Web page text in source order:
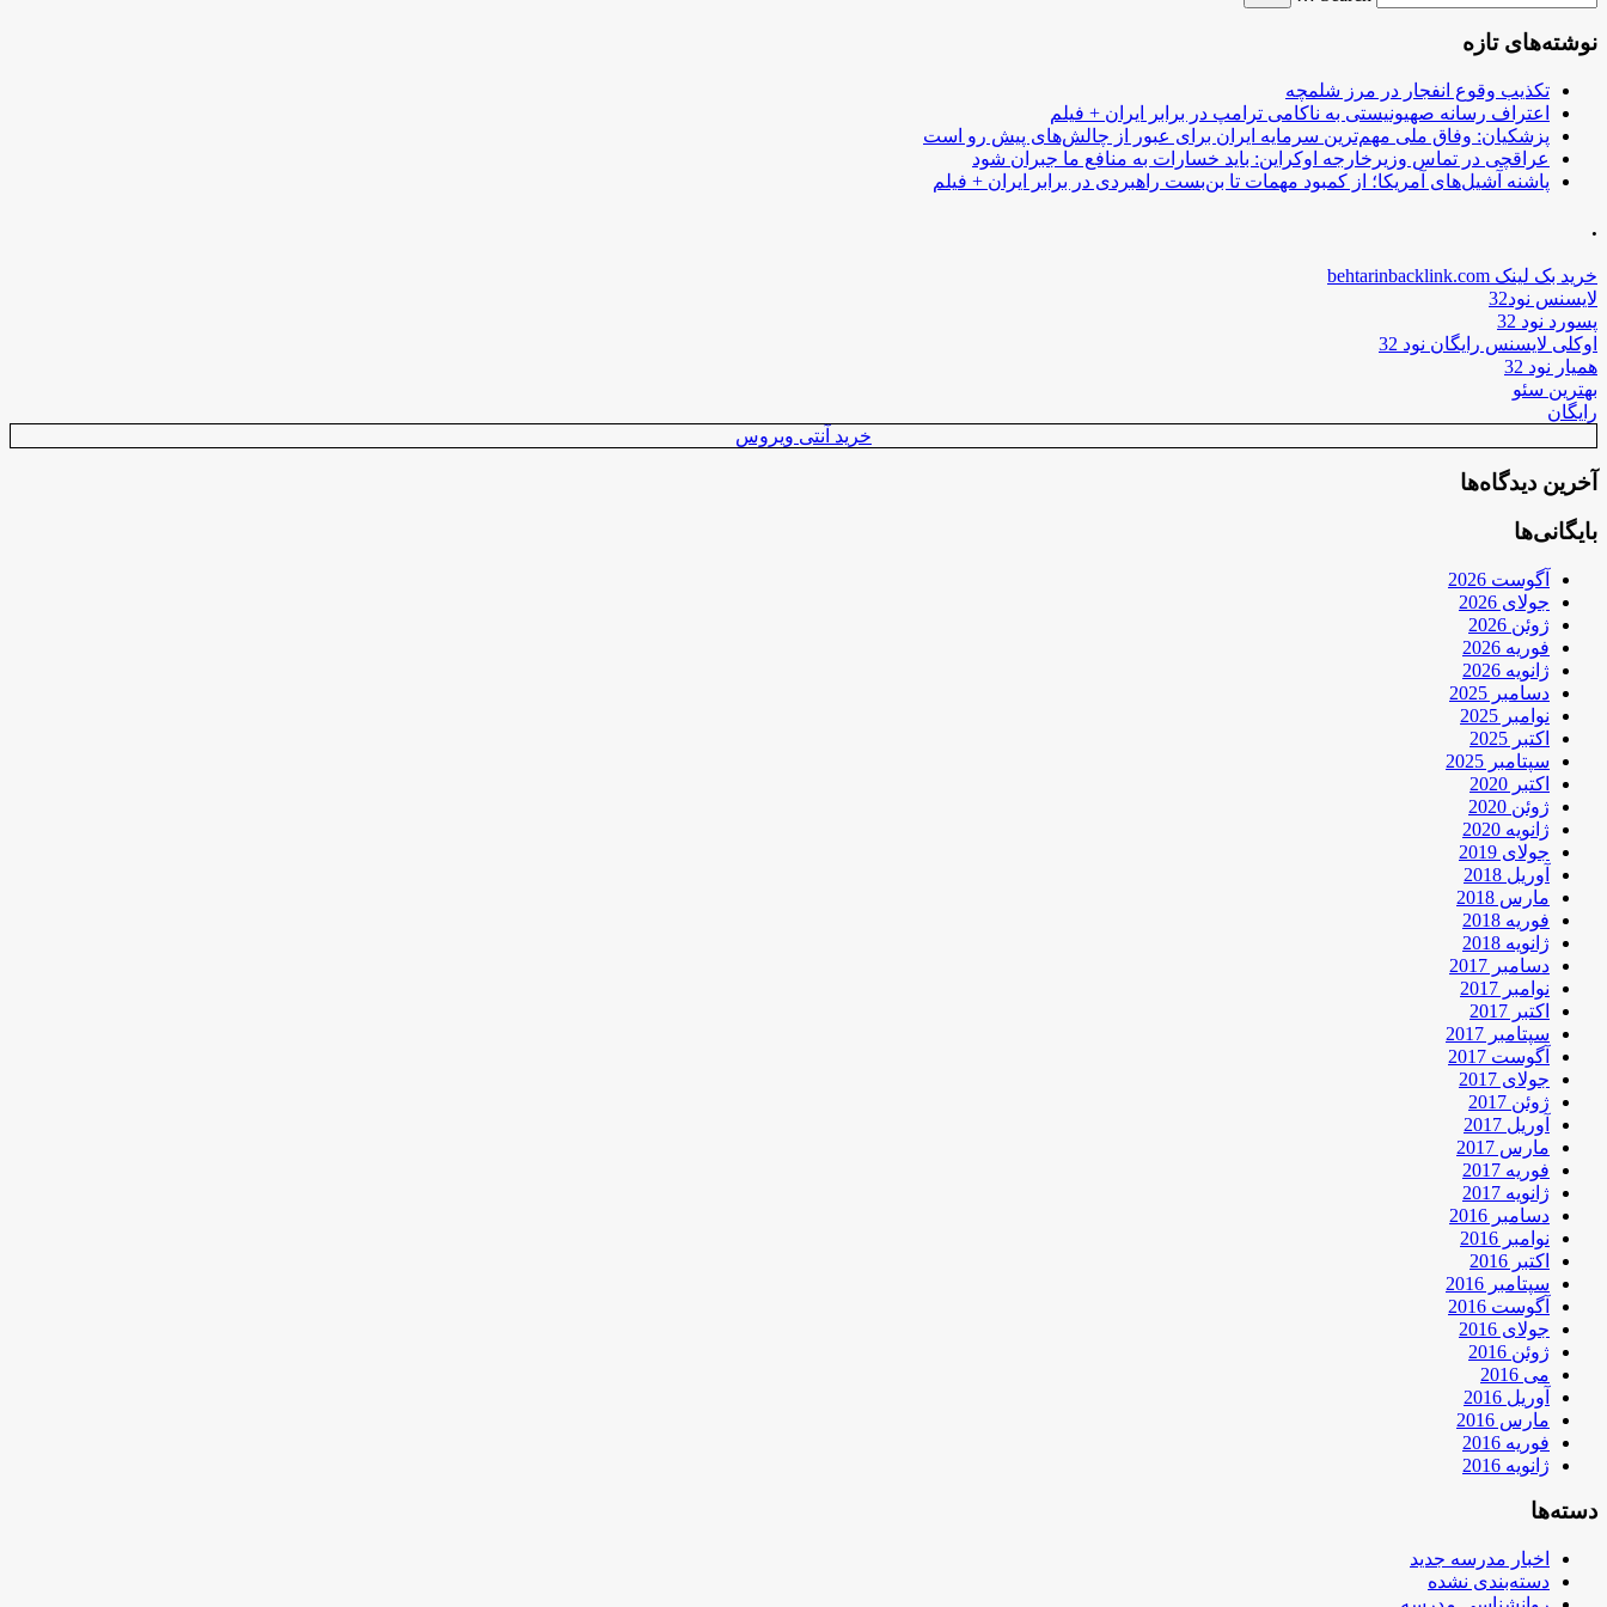
نوشته‌های تازه
تکذیب وقوع انفجار در مرز شلمچه
اعتراف رسانه صهیونیستی به ناکامی ترامپ در برابر ایران + فیلم
پزشکیان: وفاق ملی مهم‌ترین سرمایه ایران برای عبور از چالش‌های پیش رو است
عراقچی در تماس وزیرخارجه اوکراین: باید خسارات به منافع ما جبران شود
پاشنه آشیل‌های آمریکا؛ از کمبود مهمات تا بن‌بست راهبردی در برابر ایران + فیلم
.
خرید بک لینک behtarinbacklink.com
لایسنس نود32
پسورد نود 32
اوکلی لایسنس رایگان نود 32
همیار نود 32
بهترین سئو
رایگان
خرید آنتی ویروس
آخرین دیدگاه‌ها
بایگانی‌ها
آگوست 2026
جولای 2026
ژوئن 2026
فوریه 2026
ژانویه 2026
دسامبر 2025
نوامبر 2025
اکتبر 2025
سپتامبر 2025
اکتبر 2020
ژوئن 2020
ژانویه 2020
جولای 2019
آوریل 2018
مارس 2018
فوریه 2018
ژانویه 2018
دسامبر 2017
نوامبر 2017
اکتبر 2017
سپتامبر 2017
آگوست 2017
جولای 2017
ژوئن 2017
آوریل 2017
مارس 2017
فوریه 2017
ژانویه 2017
دسامبر 2016
نوامبر 2016
اکتبر 2016
سپتامبر 2016
آگوست 2016
جولای 2016
ژوئن 2016
می 2016
آوریل 2016
مارس 2016
فوریه 2016
ژانویه 2016
دسته‌ها
اخبار مدرسه جدید
دسته‌بندی نشده